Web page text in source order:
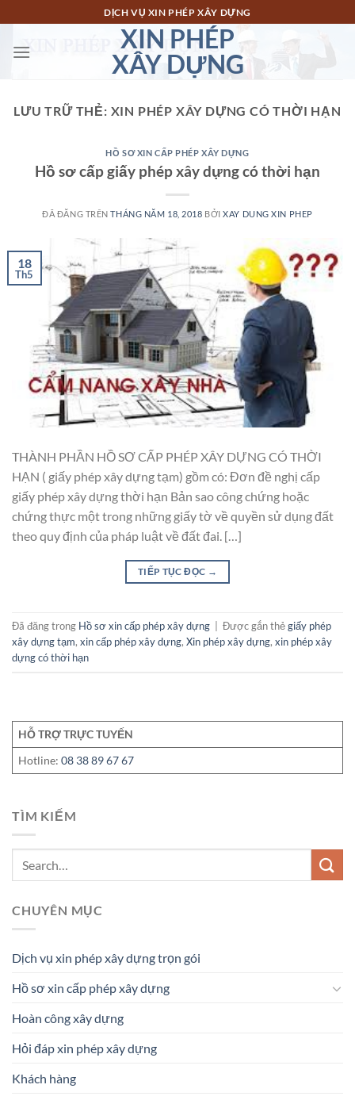
đến
nội
DỊCH VỤ XIN PHÉP XÂY DỰNG
XIN PHÉP
XÂY DỰNG
LƯU TRỮ THẺ: XIN PHÉP XÂY DỰNG CÓ THỜI HẠN
HỒ SƠ XIN CẤP PHÉP XÂY DỰNG
Hồ sơ cấp giấy phép xây dựng có thời hạn
ĐÃ ĐĂNG TRÊNTHÁNG NĂM 18, 2018 BỞIXAY DUNG XIN PHEP
18
Th5
THÀNH PHẦN HỒ SƠ CẤP PHÉP XÂY DỰNG CÓ THỜI
HẠN ( giấy phép xây dựng tạm) gồm có: Đơn đề nghị cấp
giấy phép xây dựng thời hạn Bản sao công chứng hoặc
chứng thực một trong những giấy tờ về quyền sử dụng đất
theo quy định của pháp luật về đất đai. […]
TIẾP TỤC ĐỌC →
Đã đăng trong Hồ sơ xin cấp phép xây dựng Được gắn thẻgiấy phép
xây dựng tạm, xin cấp phép xây dựng, Xin phép xây dựng, xin phép xây
dựng có thời hạn
HỖ TRỢ TRỰC TUYẾN
Hotline:08 38 89 67 67
TÌM KIẾM
CHUYÊN MỤC
Dịch vụ xin phép xây dựng trọn gói
Hồ sơ xin cấp phép xây dựng
Hoàn công xây dựng
Hỏi đáp xin phép xây dựng
Khách hàng